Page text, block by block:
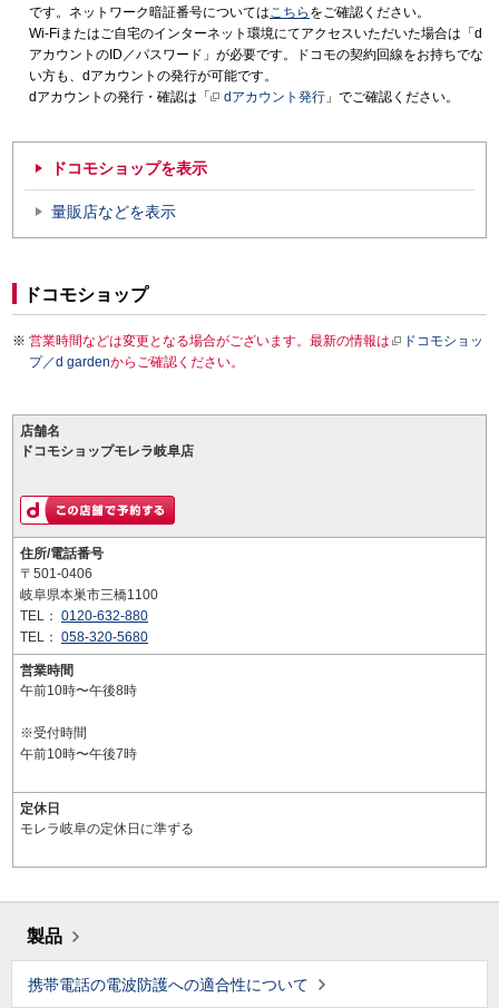
です。ネットワーク暗証番号についてはこちら をご確認ください。
Wi-Fiまたはご自宅のインターネット環境にてアクセスいただいた場合は「d
アカウントのID／パスワード」が必要です。ドコモの契約回線をお持ちでな
い方も、dアカウントの発行が可能です。
dアカウントの発行・確認は「
dアカウント発行 」でご確認ください。
ドコモショップを表示
量販店などを表示
ドコモショップ
営業時間などは変更となる場合がございます。最新の情報は
ドコモショッ
プ／d gardenからご確認ください。
店舗名
ドコモショップモレラ岐阜店
住所/電話番号
〒501-0406
岐阜県本巣市三橋1100
TEL： 0120-632-880
TEL： 058-320-5680
営業時間
午前10時〜午後8時
※受付時間
午前10時〜午後7時
定休日
モレラ岐阜の定休日に準ずる
製品
携帯電話の電波防護への適合性について